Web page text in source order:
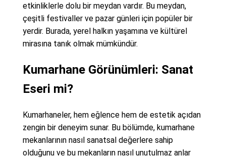
etkinliklerle dolu bir meydan vardır. Bu meydan,
çeşitli festivaller ve pazar günleri için popüler bir
yerdir. Burada, yerel halkın yaşamına ve kültürel
mirasına tanık olmak mümkündür.
Kumarhane Görünümleri: Sanat
Eseri mi?
Kumarhaneler, hem eğlence hem de estetik açıdan
zengin bir deneyim sunar. Bu bölümde, kumarhane
mekanlarının nasıl sanatsal değerlere sahip
olduğunu ve bu mekanların nasıl unutulmaz anlar